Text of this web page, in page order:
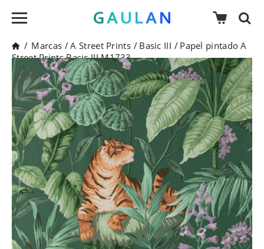
/ Marcas /A Street Prints / Basic III / Papel pintado A
Street Prints Basic III M1733